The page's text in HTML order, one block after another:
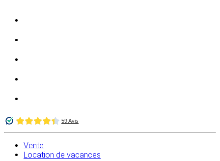
Vente
Location de vacances